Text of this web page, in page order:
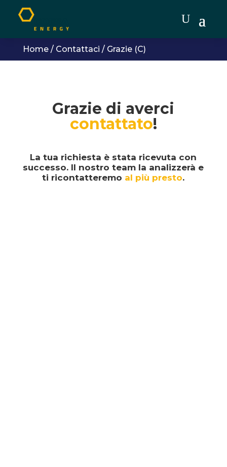
Home/ Contattaci / Grazie (C)
Grazie di averci
contattato!
La tua richiesta è stata ricevuta con
successo. Il nostro team la analizzerà e
ti ricontatteremo al più presto.